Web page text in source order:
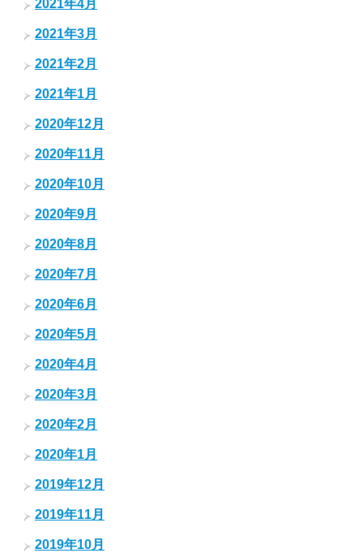
2021年4月
2021年3月
2021年2月
2021年1月
2020年12月
2020年11月
2020年10月
2020年9月
2020年8月
2020年7月
2020年6月
2020年5月
2020年4月
2020年3月
2020年2月
2020年1月
2019年12月
2019年11月
2019年10月